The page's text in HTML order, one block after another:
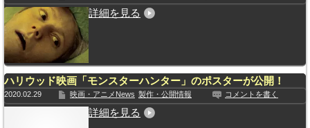
詳細を見る
ハリウッド映画「モンスターハンター」のポスターが公開！
2020.02.29 映画・アニメNews 製作・公開情報 コメントを書く
詳細を見る